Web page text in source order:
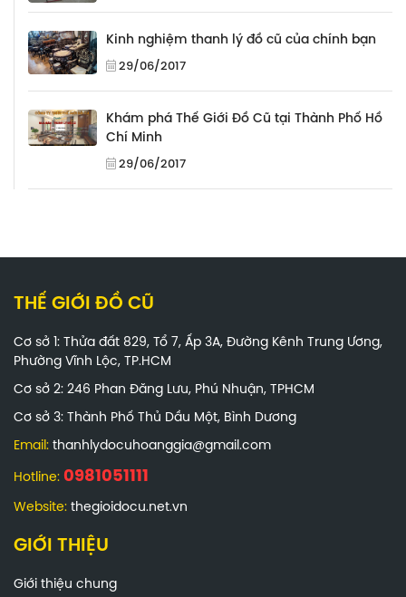
Kinh nghiệm thanh lý đồ cũ của chính bạn
29/06/2017
Khám phá Thế Giới Đồ Cũ tại Thành Phố Hồ
Chí Minh
29/06/2017
THẾ GIỚI ĐỒ CŨ
Cơ sở 1: Thửa đất 829, Tổ 7, Ấp 3A, Đường Kênh Trung Ương,
Phường Vĩnh Lộc, TP.HCM
Cơ sở 2: 246 Phan Đăng Lưu, Phú Nhuận, TPHCM
Cơ sở 3: Thành Phố Thủ Dầu Một, Bình Dương
Email: thanhlydocuhoanggia@gmail.com
Hotline: 0981051111
Website: thegioidocu.net.vn
GIỚI THIỆU
Giới thiệu chung